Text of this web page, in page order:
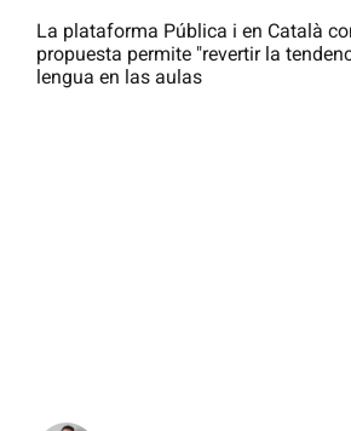
La plataforma Pública i en Català
propuesta permite "revertir la
lengua en las aulas